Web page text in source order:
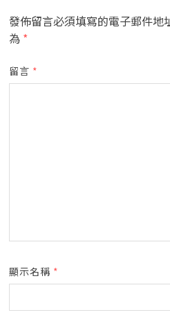
發佈留言必須填寫的電子郵件地
為 *
留言 *
顯示名稱 *